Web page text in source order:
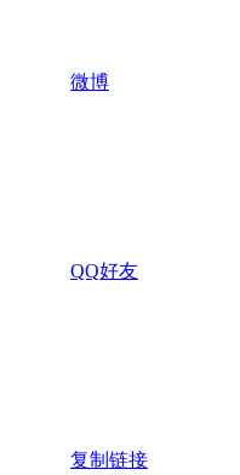
微博
QQ好友
复制链接